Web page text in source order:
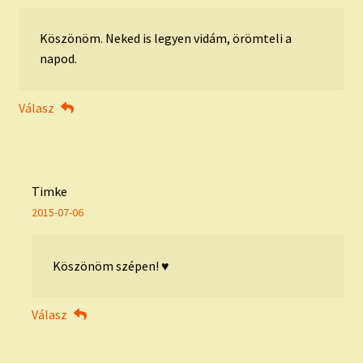
Köszönöm. Neked is legyen vidám, örömteli a
napod.
Válasz
Timke
2015-07-06
Köszönöm szépen! ♥
Válasz